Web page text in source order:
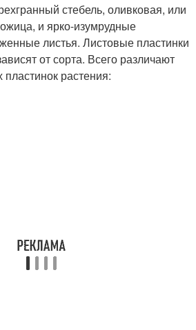
стебель, оливковая, или
и ярко-изумрудные
листья. Листовые пластинки
от сорта. Всего различают
растения: